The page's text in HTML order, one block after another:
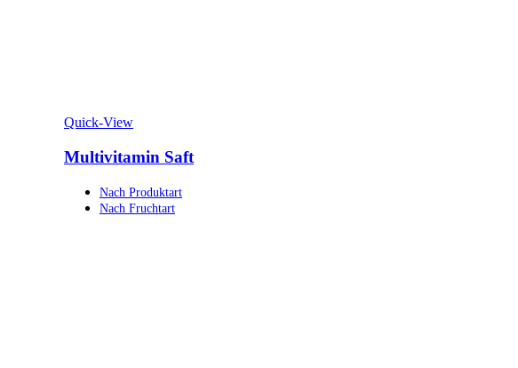
Quick-View
Multivitamin Saft
Nach Produktart
Nach Fruchtart